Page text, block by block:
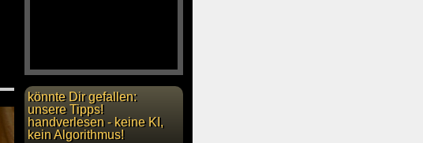
könnte Dir gefallen:
unsere Tipps!
handverlesen - keine KI,
kein Algorithmus!